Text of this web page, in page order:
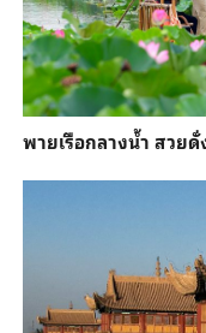
พายเรือกลางน้ำ สวย